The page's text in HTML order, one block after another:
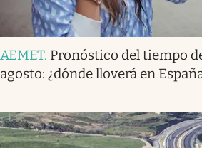
AEMET. Pronóstico del tiempo
agosto: ¿dónde lloverá en